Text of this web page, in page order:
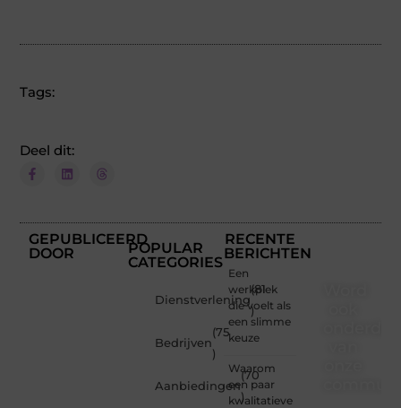
Tags:
Deel dit:
GEPUBLICEERD
DOOR
POPULAR
CATEGORIES
Dienstverlening
(81
)
Bedrijven
(75
)
Aanbiedingen
(70
)
RECENTE
BERICHTEN
Een
werkplek
die voelt als
een slimme
keuze
Waarom
een paar
kwalitatieve